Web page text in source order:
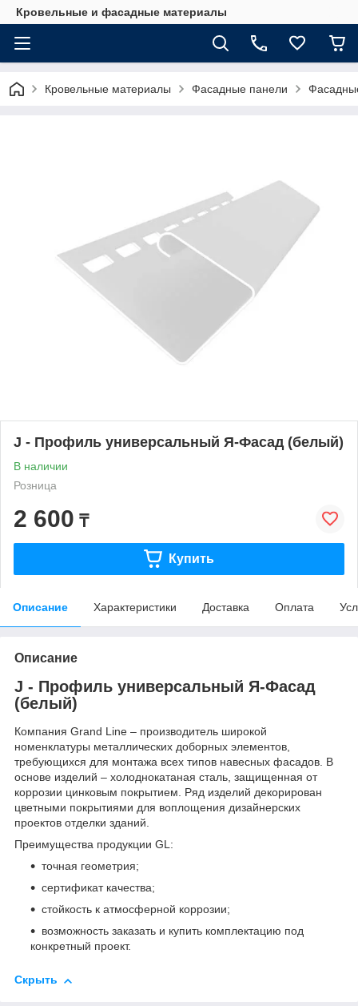
Кровельные и фасадные материалы
Кровельные материалы Фасадные панели
J - Профиль универсальный Я-Фасад (белый)
В наличии
Розница
2 600 ₸
Купить
Описание Характеристики Доставка Оплата
Описание
J - Профиль универсальный Я-Фасад
(белый)
Компания Grand Line – производитель широкой
номенклатуры металлических доборных элементов,
требующихся для монтажа всех типов навесных фасадов. В
основе изделий – холоднокатаная сталь, защищенная от
коррозии цинковым покрытием. Ряд изделий декорирован
цветными покрытиями для воплощения дизайнерских
проектов отделки зданий.
Преимущества продукции GL:
точная геометрия;
сертификат качества;
стойкость к атмосферной коррозии;
возможность заказать и купить комплектацию под
конкретный проект.
Скрыть